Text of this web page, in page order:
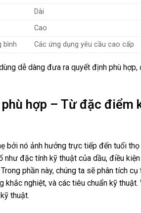
Dài
Cao
bình Các ứng dụng yêu cầu cao cấp
dễ dàng đưa ra quyết định phù
hợp – Từ đặc
bởi nó ảnh hưởng trực tiếp đến tuổi
đặc tính kỹ thuật của dầu, điều
phần này, chúng ta sẽ phân tích
nghiệt, và các tiêu chuẩn kỹ
thuật.